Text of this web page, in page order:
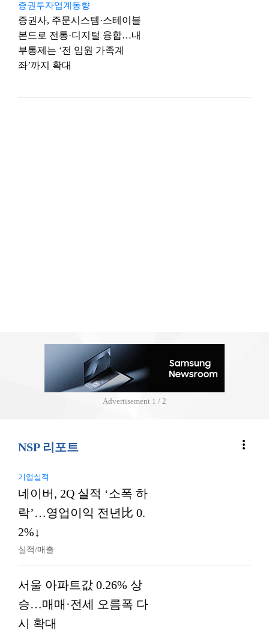
증권투자업계동향
증권사, 주문시스템·스테이블
본드로 전통·디지털 융합…내
부통제는 ‘전 임원 가족계
좌’까지 확대
Advertisement 2 / 2
NSP 리포트 more_vert
기업실적
네이버, 2Q 실적 ‘소폭 하
락’…영업이익 전년比 0.
2%↓
실적/매출
서울 아파트값 0.26% 상
승…매매·전세 오름폭 다
시 확대